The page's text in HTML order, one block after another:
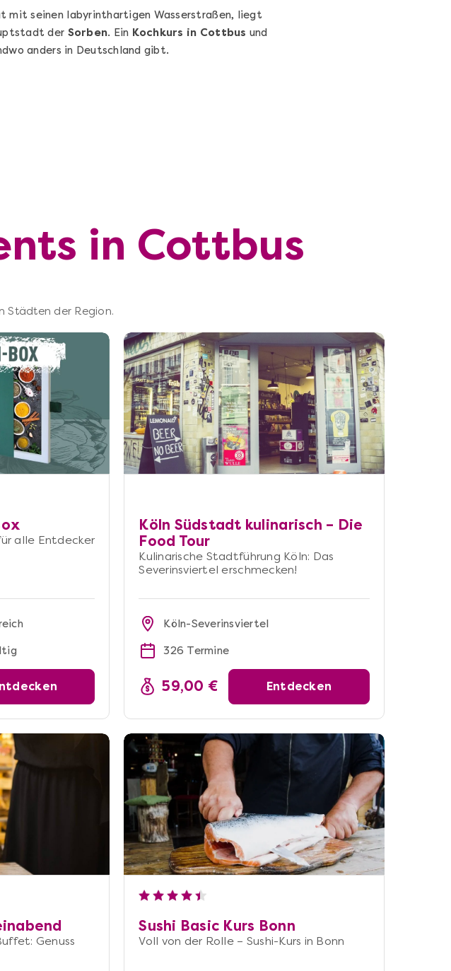
mit seinen labyrinthartigen Wasserstraßen, liegt
der Sorben. Ein Kochkurs in Cottbus und
anders in Deutschland gibt.
in Cottbus
Städten der Region.
alle Entdecker
Köln Südstadt kulinarisch – Die
Food Tour
Kulinarische Stadtführung Köln: Das
Severinsviertel erschmecken!
Köln-Severinsviertel
326 Termine
59,00 € Entdecken
Genuss
Sushi Basic Kurs Bonn
Voll von der Rolle – Sushi-Kurs in Bonn